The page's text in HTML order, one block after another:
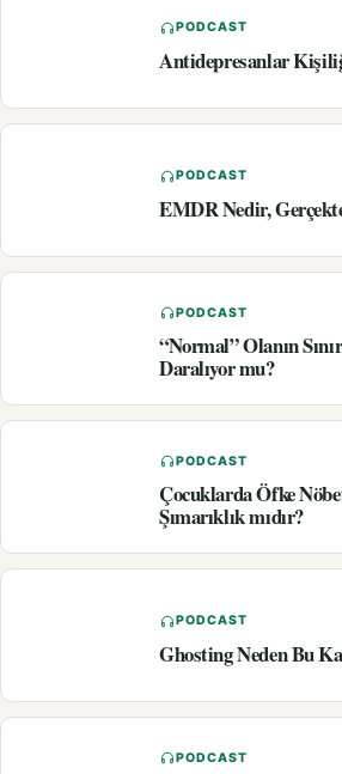
PODCAST
Antidepresanlar
PODCAST
EMDR Nedir,
PODCAST
“Normal” Olanın
Daralıyor mu?
PODCAST
Çocuklarda Öfke
Şımarıklık mıdır?
PODCAST
Ghosting Neden Bu
PODCAST